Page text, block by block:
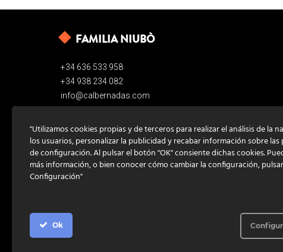
FAMILIA NIUBÒ
+34 636 533 958
+34 938 234 082
info@calbernadas.com
"Utilizamos cookies propias y de terceros para realizar el análisis de la
los usuarios, personalizar la publicidad y recabar información sobre
de configuración. Al pulsar el botón "OK" consiente dichas cookies.
más información, o bien conocer cómo cambiar la configuración,
Configuración"
Ok